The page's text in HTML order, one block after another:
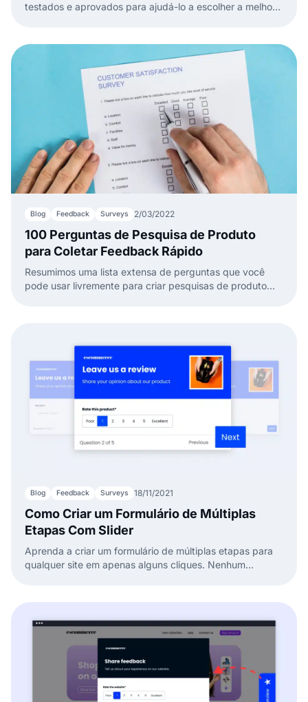
testados e aprovados para ajudá-lo a escolher a melhor
Blog Feedback Surveys 2/03/2022
100 Perguntas de Pesquisa de Produto
para Coletar Feedback Rápido
Resumimos uma lista extensa de perguntas que você
pode usar livremente para criar pesquisas de produto
Blog Feedback Surveys 18/11/2021
Como Criar um Formulário de Múltiplas
Etapas Com Slider
Aprenda a criar um formulário de múltiplas etapas para
qualquer site em apenas alguns cliques. Nenhum